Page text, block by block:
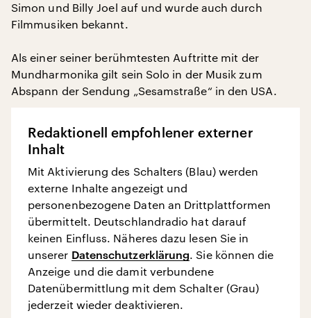
Simon und Billy Joel auf und wurde auch durch
Filmmusiken bekannt.
Als einer seiner berühmtesten Auftritte mit der
Mundharmonika gilt sein Solo in der Musik zum
Abspann der Sendung „Sesamstraße“ in den USA.
Redaktionell empfohlener externer
Inhalt
Mit Aktivierung des Schalters (Blau) werden
externe Inhalte angezeigt und
personenbezogene Daten an Drittplattformen
übermittelt. Deutschlandradio hat darauf
keinen Einfluss. Näheres dazu lesen Sie in
unserer Datenschutzerklärung. Sie können die
Anzeige und die damit verbundene
Datenübermittlung mit dem Schalter (Grau)
jederzeit wieder deaktivieren.